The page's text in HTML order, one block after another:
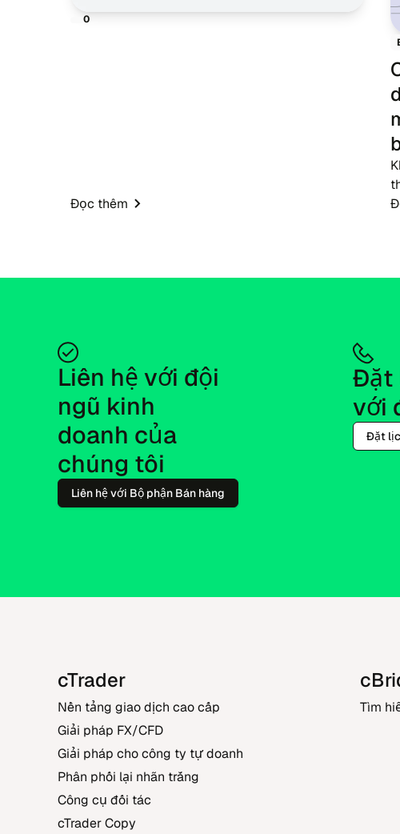
0
Đọc thêm
Liên hệ với đội
ngũ kinh
doanh của
chúng tôi
Liên hệ với Bộ phận Bán hàng
Đặt
với
Đặt
cTrader
Nền tảng giao dịch cao cấp
Giải pháp FX/CFD
Giải pháp cho công ty tự doanh
Phân phối lại nhãn trắng
Công cụ đối tác
cTrader Copy
Tìm